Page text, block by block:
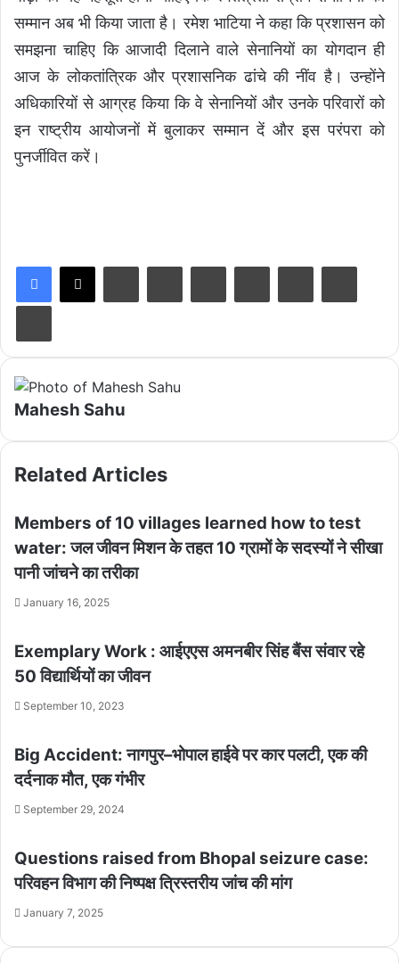
सम्मान अब भी किया जाता है। रमेश भाटिया ने कहा कि प्रशासन को
समझना चाहिए कि आजादी दिलाने वाले सेनानियों का योगदान ही
आज के लोकतांत्रिक और प्रशासनिक ढांचे की नींव है। उन्होंने
अधिकारियों से आग्रह किया कि वे सेनानियों और उनके परिवारों को
इन राष्ट्रीय आयोजनों में बुलाकर सम्मान दें और इस परंपरा को
पुनर्जीवित करें।
Mahesh Sahu
Related Articles
Members of 10 villages learned how to test
water: जल जीवन मिशन के तहत 10 ग्रामों के सदस्यों ने सीखा
पानी जांचने का तरीका
January 16, 2025
Exemplary Work : आईएएस अमनबीर सिंह बैंस संवार रहे
50 विद्यार्थियों का जीवन
September 10, 2023
Big Accident: नागपुर–भोपाल हाईवे पर कार पलटी, एक की
दर्दनाक मौत, एक गंभीर
September 29, 2024
Questions raised from Bhopal seizure case:
परिवहन विभाग की निष्पक्ष त्रिस्तरीय जांच की मांग
January 7, 2025